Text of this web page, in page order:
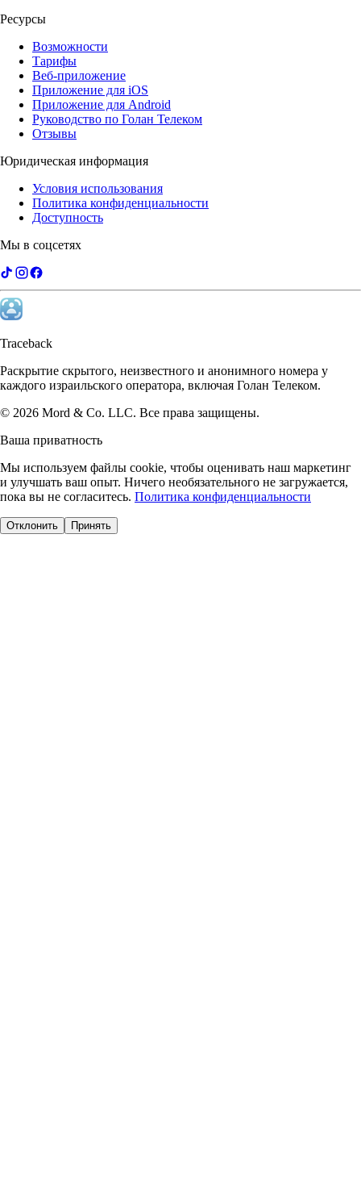
Ресурсы
Возможности
Тарифы
Веб-приложение
Приложение для iOS
Приложение для Android
Руководство по Голан Телеком
Отзывы
Юридическая информация
Условия использования
Политика конфиденциальности
Доступность
Мы в соцсетях
Traceback
Раскрытие скрытого, неизвестного и анонимного номера у
каждого израильского оператора, включая Голан Телеком.
© 2026 Mord & Co. LLC. Все права защищены.
Ваша приватность
Мы используем файлы cookie, чтобы оценивать наш маркетинг
и улучшать ваш опыт. Ничего необязательного не загружается,
пока вы не согласитесь. Политика конфиденциальности
Отклонить Принять